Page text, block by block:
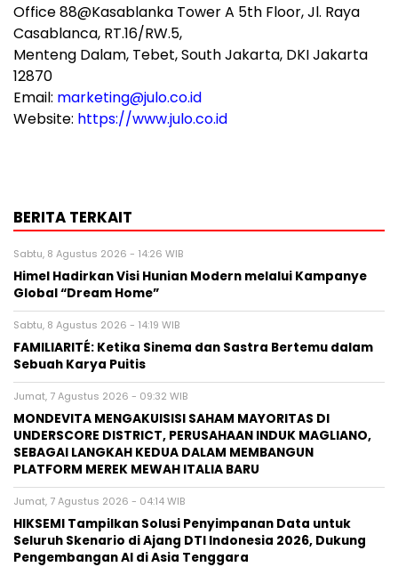
Office 88@Kasablanka Tower A 5th Floor, Jl. Raya
Casablanca, RT.16/RW.5,
Menteng Dalam, Tebet, South Jakarta, DKI Jakarta
12870
Email: marketing@julo.co.id
Website: https://www.julo.co.id
BERITA TERKAIT
Sabtu, 8 Agustus 2026 - 14:26 WIB
Himel Hadirkan Visi Hunian Modern melalui Kampanye
Global “Dream Home”
Sabtu, 8 Agustus 2026 - 14:19 WIB
FAMILIARITÉ: Ketika Sinema dan Sastra Bertemu dalam
Sebuah Karya Puitis
Jumat, 7 Agustus 2026 - 09:32 WIB
MONDEVITA MENGAKUISISI SAHAM MAYORITAS DI
UNDERSCORE DISTRICT, PERUSAHAAN INDUK MAGLIANO,
SEBAGAI LANGKAH KEDUA DALAM MEMBANGUN
PLATFORM MEREK MEWAH ITALIA BARU
Jumat, 7 Agustus 2026 - 04:14 WIB
HIKSEMI Tampilkan Solusi Penyimpanan Data untuk
Seluruh Skenario di Ajang DTI Indonesia 2026, Dukung
Pengembangan AI di Asia Tenggara